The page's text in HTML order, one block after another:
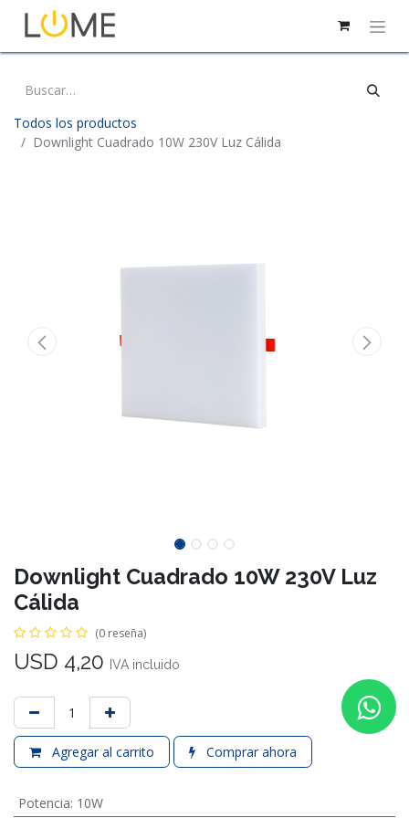
Todos los productos
Downlight Cuadrado 10W 230V Luz Cálida
Downlight Cuadrado 10W 230V Luz
Cálida
(0 reseña)
USD 4,20 IVA incluido
Agregar al carrito Comprar ahora
Potencia: 10W